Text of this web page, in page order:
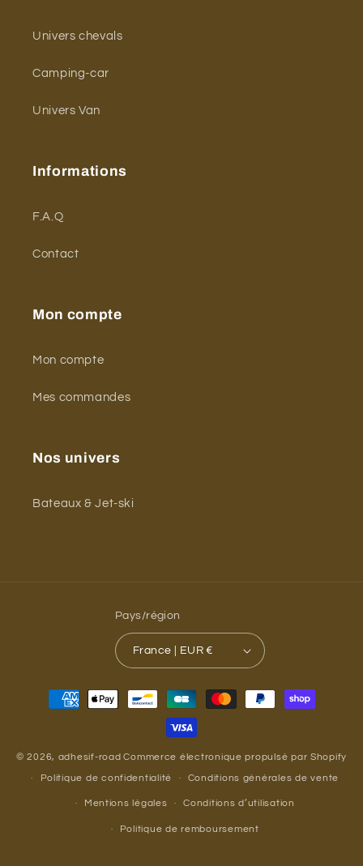
Univers chevals
Camping-car
Univers Van
Informations
F.A.Q
Contact
Mon compte
Mon compte
Mes commandes
Nos univers
Bateaux & Jet-ski
Pays/région
France | EUR €
Moyens
© 2026, adhesif-road Commerce électronique propulsé par Shopify
Politique de confidentialité Conditions générales de vente
Mentions légales Conditions d’utilisation
Politique de remboursement